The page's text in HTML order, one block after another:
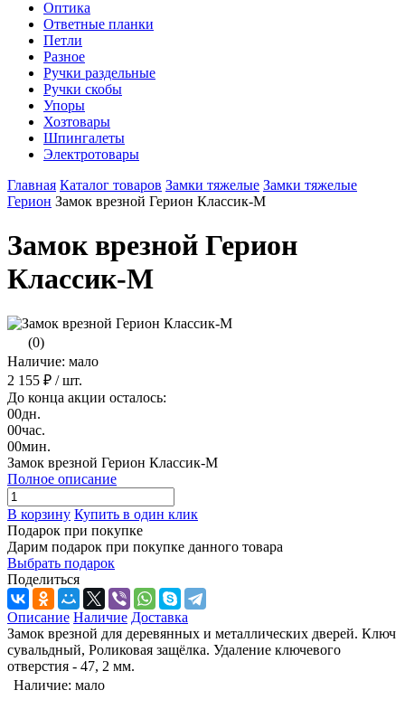
Оптика
Ответные планки
Петли
Разное
Ручки раздельные
Ручки скобы
Упоры
Хозтовары
Шпингалеты
Электротовары
Главная Каталог товаров Замки тяжелые Замки тяжелые
Герион Замок врезной Герион Классик-М
Замок врезной Герион
Классик-М
(0)
Наличие: мало
2 155 ₽ / шт.
До конца акции осталось:
00дн.
00час.
00мин.
Замок врезной Герион Классик-М
Полное описание
В корзину Купить в один клик
Подарок при покупке
Дарим подарок при покупке данного товара
Выбрать подарок
Поделиться
Описание Наличие Доставка
Замок врезной для деревянных и металлических дверей. Ключ
сувальдный, Роликовая защёлка. Удаление ключевого
отверстия - 47, 2 мм.
Наличие: мало